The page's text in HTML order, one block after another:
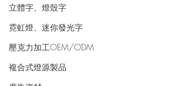
立體字、燈殼字
霓虹燈、迷你發光字
壓克力加工OEM/ODM
複合式燈源製品